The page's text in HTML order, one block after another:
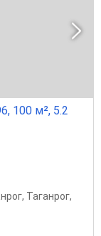
100 м², 5.2
, Таганрог,